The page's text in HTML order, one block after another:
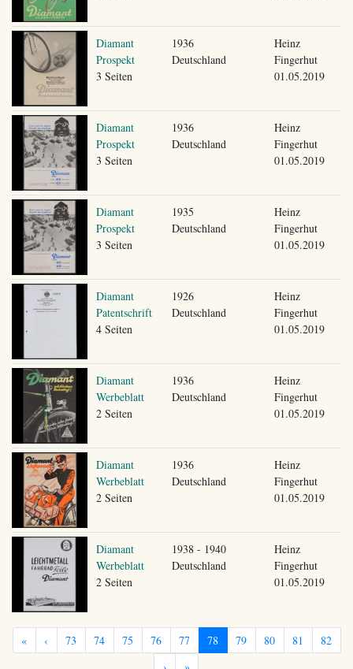
Diamant
Prospekt
3 Seiten
1936
Deutschland
Heinz
Fingerhut
01.05.2019
Diamant
Prospekt
3 Seiten
1936
Deutschland
Heinz
Fingerhut
01.05.2019
Diamant
Prospekt
3 Seiten
1935
Deutschland
Heinz
Fingerhut
01.05.2019
Diamant
Patentschrift
4 Seiten
1926
Deutschland
Heinz
Fingerhut
01.05.2019
Diamant
Werbeblatt
2 Seiten
1936
Deutschland
Heinz
Fingerhut
01.05.2019
Diamant
Werbeblatt
2 Seiten
1936
Deutschland
Heinz
Fingerhut
01.05.2019
Diamant
Werbeblatt
2 Seiten
1938 - 1940
Deutschland
Heinz
Fingerhut
01.05.2019
« ‹ 73 74 75 76 77 78 79 80 81
82
›
»